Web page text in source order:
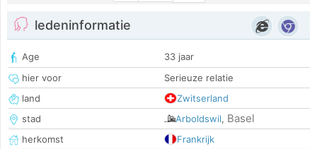
ledeninformatie
Age
33 jaar
hier voor
Serieuze relatie
land
Zwitserland
stad
Arboldswil, Basel
herkomst
Frankrijk